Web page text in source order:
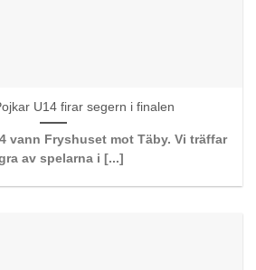
U14 firar segern i finalen
vann Fryshuset mot Täby. Vi träffar
av spelarna i [...]